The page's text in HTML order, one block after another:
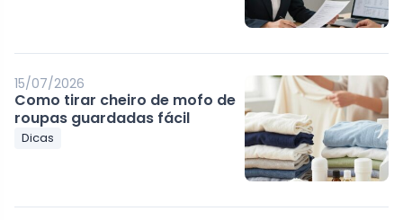
15/07/2026
Como tirar cheiro de mofo de
roupas guardadas fácil
Dicas